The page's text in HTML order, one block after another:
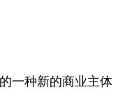
一种新的商业主体